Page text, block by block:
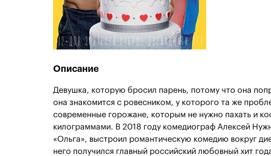
Описание
Девушка, которую бросил парень, потому что она
она знакомится с ровесником, у которого та же
современные горожане, которым не нужно пахать и
килограммами. В 2018 году комедиограф Алексей
«Ольга», выстроил романтическую комедию вокруг
него получился главный российский любовный хит